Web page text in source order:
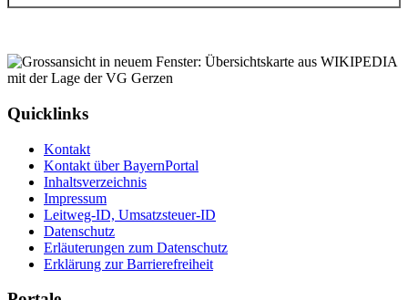
Quicklinks
Kontakt
Kontakt über BayernPortal
Inhaltsverzeichnis
Impressum
Leitweg-ID, Umsatzsteuer-ID
Datenschutz
Erläuterungen zum Datenschutz
Erklärung zur Barrierefreiheit